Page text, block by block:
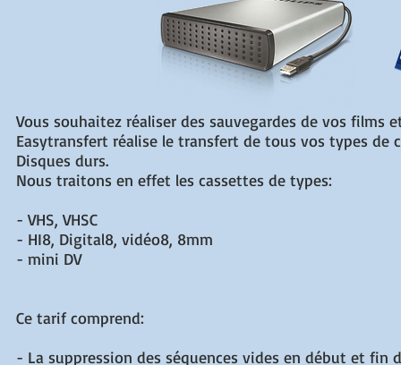
Vous souhaitez réaliser des sauvegardes de vos films
Easytransfert réalise le transfert de tous vos types de
Disques durs.
Nous traitons en effet les cassettes de types:
- VHS, VHSC
- HI8, Digital8, vidéo8, 8mm
- mini DV
Ce tarif comprend:
- La suppression des séquences vides en début et fin